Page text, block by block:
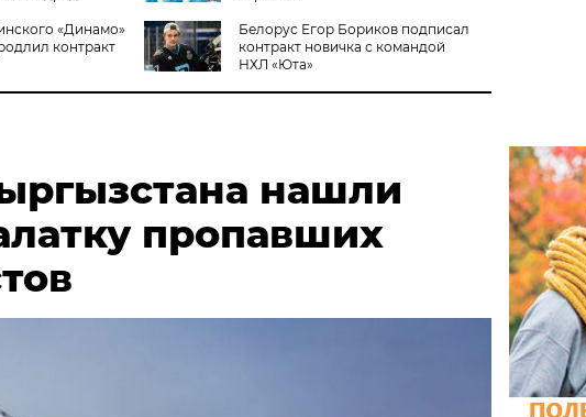
«Динамо»
контракт
Белорус Егор Бориков подписал
контракт новичка с командой
НХЛ «Юта»
нашли
пропавших